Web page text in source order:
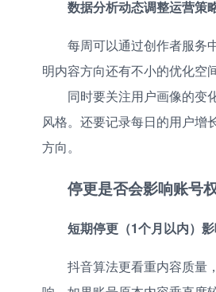
数据分析动态调整运营策
每周可以通过创作者服务
明内容方向还有不小的优化空间
同时要关注用户画像的变
风格。还要记录每日的用户增
方向。
停更是否会影响账号
短期停更（1个月以内）
抖音算法更看重内容质量